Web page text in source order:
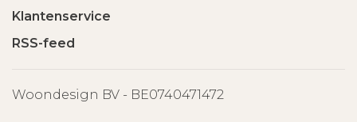
Klantenservice
RSS-feed
Woondesign BV - BE0740471472